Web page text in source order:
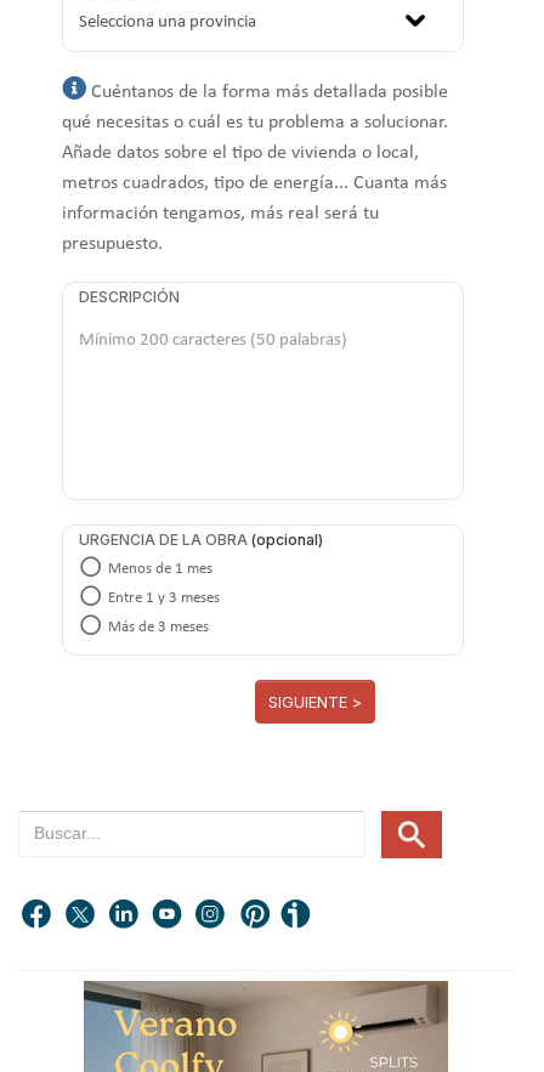
Cuéntanos de la forma más detallada posible
qué necesitas o cuál es tu problema a solucionar.
Añade datos sobre el tipo de vivienda o local,
metros cuadrados, tipo de energía... Cuanta más
información tengamos, más real será tu
presupuesto.
DESCRIPCIÓN
URGENCIA DE LA OBRA
Menos de 1 mes
Entre 1 y 3 meses
Más de 3 meses
SIGUIENTE >